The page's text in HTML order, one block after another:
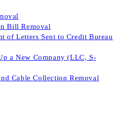
Bill Removal
of Letters Sent to Credit Bureau
a New Company (LLC, S-
Cable Collection Removal